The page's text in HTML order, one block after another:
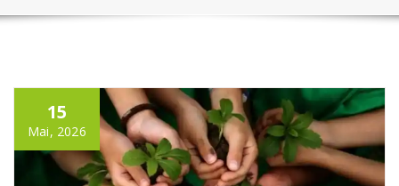
15
Mai, 2026